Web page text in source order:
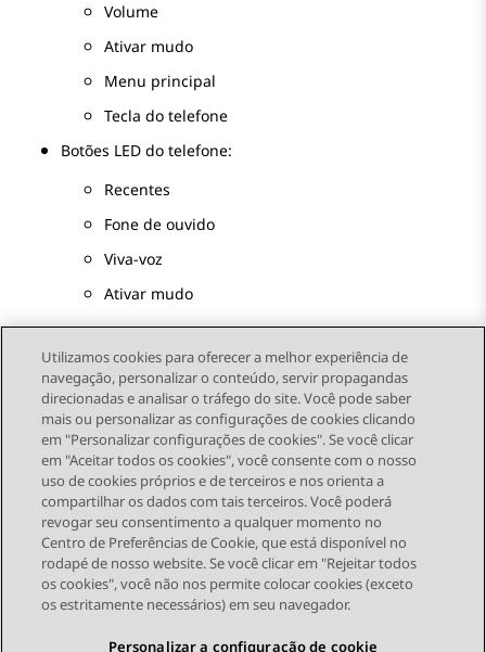
Volume
Ativar mudo
Menu principal
Tecla do telefone
Botões LED do telefone:
Recentes
Fone de ouvido
Viva-voz
Ativar mudo
Send Feedback
Topic navigation
Tópico anterior Próximo tópico
STAY CONNECTED
Utilizamos cookies para oferecer a melhor experiência de
navegação, personalizar o conteúdo, servir propagandas
direcionadas e analisar o tráfego do site. Você pode saber
mais ou personalizar as configurações de cookies clicando
em "Personalizar configurações de cookies". Se você clicar
em "Aceitar todos os cookies", você consente com o nosso
uso de cookies próprios e de terceiros e nos orienta a
compartilhar os dados com tais terceiros. Você poderá
revogar seu consentimento a qualquer momento no
Centro de Preferências de Cookie, que está disponível no
rodapé de nosso website. Se você clicar em "Rejeitar todos
os cookies", você não nos permite colocar cookies (exceto
os estritamente necessários) em seu navegador.
Personalizar a configuração de cookie